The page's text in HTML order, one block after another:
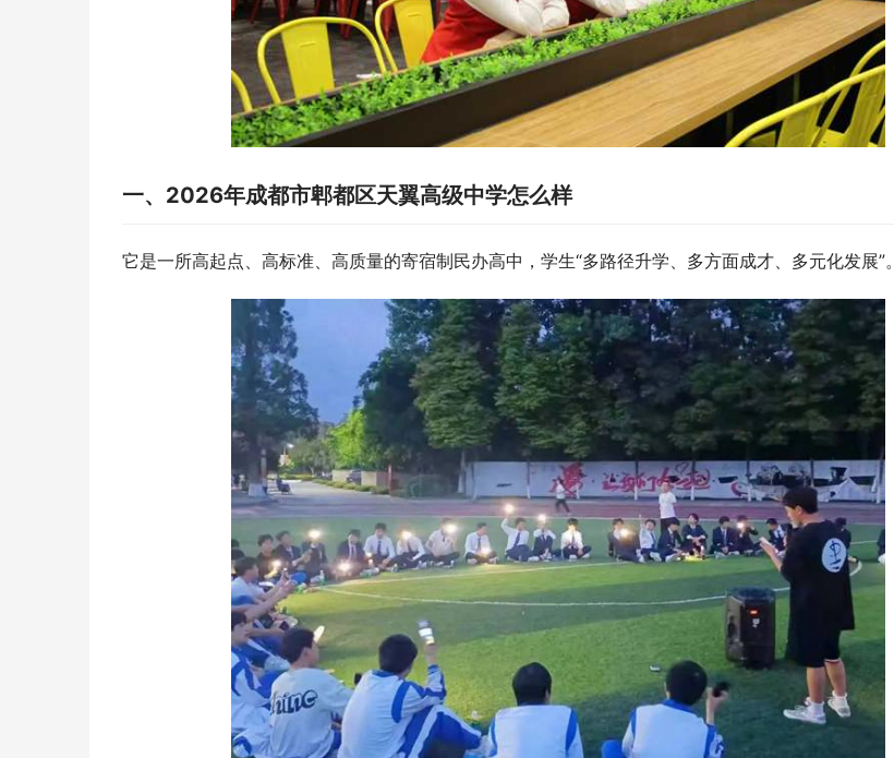
一、2026年成都市郫都区天翼高级中学怎么样
它是一所高起点、高标准、高质量的寄宿制民办高中，学生“多路径升学、多方面成才、多元化发展”。